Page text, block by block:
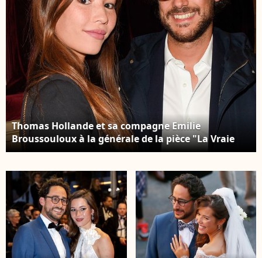
Thomas Hollande et sa compagne Emilie
Broussouloux à la générale de la pièce "La Vraie
Vie" au théâtre Edouard 7 à Paris, le 18 septembre